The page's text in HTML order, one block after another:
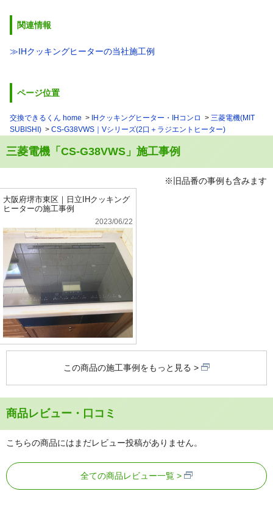
関連情報
≫IHクッキングヒーターの当社施工例
ページ位置
交換できるくん home IHクッキングヒーター・IHコンロ
三菱電機(MIT
SUBISHI)
CS-G38VWS｜Vシリーズ(2口＋ラジエントヒーター)
三菱電機「CS-G38VWS」施工事例
※旧品番の事例も含みます
大阪府堺市東区｜日立IHクッキング
ヒーターの施工事例
2023/06/22
この商品の施工事例をもっと見る
商品レビュー・口コミ
こちらの商品にはまだレビュー投稿がありません。
全ての商品レビュー一覧